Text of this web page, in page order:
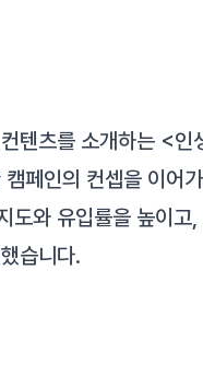
텐츠를 소개하는 <
페인의 컨셉을 이어
도와 유입률을 높이
습니다.